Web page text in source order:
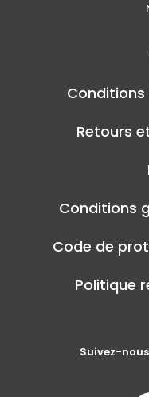
Conditions
Retours
Conditions
Code de
Politique
Suivez-